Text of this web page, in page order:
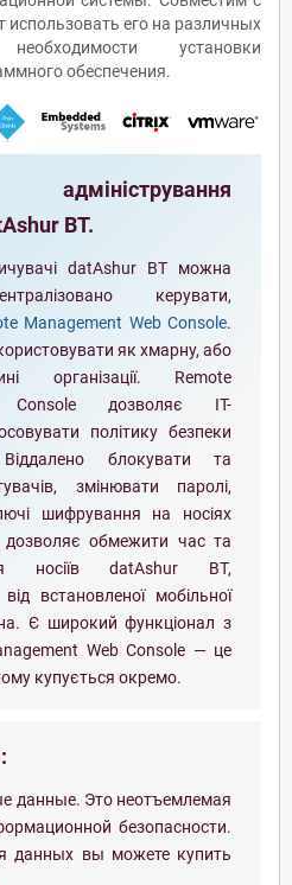
его на различных
установки
обеспечения.
адміністрування
BT.
datAshur BT можна
керувати,
Management Web Console.
як хмарну, або
організації. Remote
Console дозволяє ІТ-
політику безпеки
блокувати та
змінювати паролі,
шифрування на носіях
обмежити час та
носіїв datAshur BT,
встановленої мобільної
Є широкий функціонал з
Web Console — це
купується окремо.
данные. Это неотъемлемая
безопасности.
данных вы можете купить